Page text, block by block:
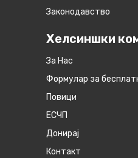
Законодавство
Хелсиншки
За Нас
Формулар за
Повици
ЕСЧП
Донирај
Контакт